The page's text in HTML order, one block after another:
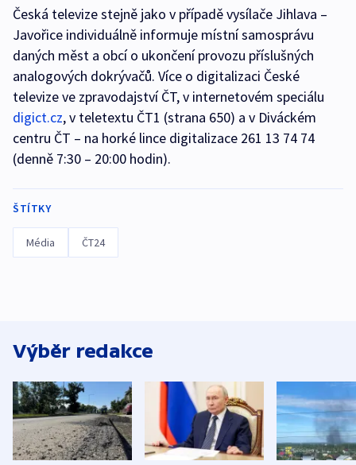
Česká televize stejně jako v případě vysílače Jihlava –
Javořice individuálně informuje místní samosprávu
daných měst a obcí o ukončení provozu příslušných
analogových dokrývačů. Více o digitalizaci České
televize ve zpravodajství ČT, v internetovém speciálu
digict.cz, v teletextu ČT1 (strana 650) a v Diváckém
centru ČT – na horké lince digitalizace 261 13 74 74
(denně 7:30 – 20:00 hodin).
ŠTÍTKY
Média ČT24
Výběr redakce